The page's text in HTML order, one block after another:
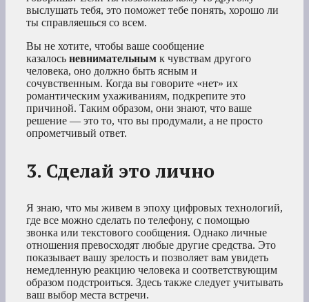
выслушать тебя, это поможет тебе понять, хорошо ли
ты справляешься со всем.
Вы не хотите, чтобы ваше сообщение
казалось невнимательным к чувствам другого
человека, оно должно быть ясным и
сочувственным. Когда вы говорите «нет» их
романтическим ухаживаниям, подкрепите это
причиной. Таким образом, они знают, что ваше
решение — это то, что вы продумали, а не просто
опрометчивый ответ.
3. Сделай это лично
Я знаю, что мы живем в эпоху цифровых технологий,
где все можно сделать по телефону, с помощью
звонка или текстового сообщения. Однако личные
отношения превосходят любые другие средства. Это
показывает вашу зрелость и позволяет вам увидеть
немедленную реакцию человека и соответствующим
образом подстроиться. Здесь также следует учитывать
ваш выбор места встречи.